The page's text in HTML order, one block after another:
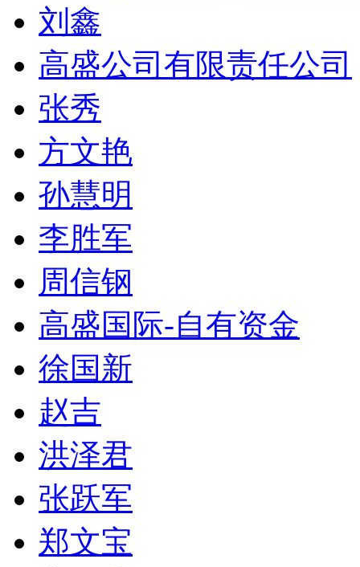
刘鑫
高盛公司有限责任公司
张秀
方文艳
孙慧明
李胜军
周信钢
高盛国际-自有资金
徐国新
赵吉
洪泽君
张跃军
郑文宝